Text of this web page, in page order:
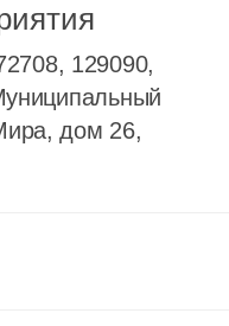
129090,
дом 26,